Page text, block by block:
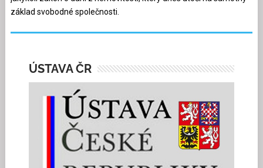
základ svobodné společnosti.
ÚSTAVA ČR